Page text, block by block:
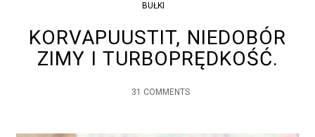
BUŁKI
KORVAPUUSTIT, NIEDOBÓR
ZIMY I TURBOPRĘDKOŚĆ.
31 COMMENTS